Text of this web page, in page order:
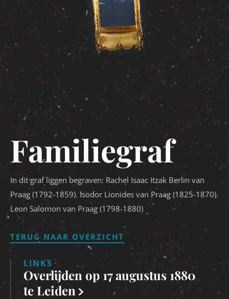
Familiegraf
In dit graf liggen begraven: Rachel Isaac Itzak Berlin van
Praag (1792-1859). Isodor Lionides van Praag (1825-1870).
Leon Salomon van Praag (1798-1880)
TERUG NAAR OVERZICHT
LINKS
Overlijden op 17 augustus 1880
te Leiden